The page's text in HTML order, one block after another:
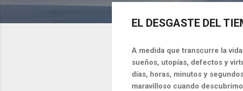
EL DESGASTE DEL
A medida que transcurre la
sueños, utopías, defectos y
días, horas, minutos y
maravilloso cuando